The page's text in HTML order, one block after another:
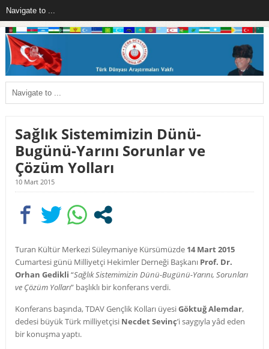
Sağlık Sistemimizin Dünü-
Bugünü-Yarını Sorunlar ve
Çözüm Yolları
10 Mart 2015
Turan Kültür Merkezi Süleymaniye Kürsümüzde 14 Mart 2015
Cumartesi günü Milliyetçi Hekimler Derneği Başkanı Prof. Dr.
Orhan Gedikli “Sağlık Sistemimizin Dünü-Bugünü-Yarını, Sorunları
ve Çözüm Yolları” başlıklı bir konferans verdi.
Konferans başında, TDAV Gençlik Kolları üyesiGöktuğ Alemdar,
dedesi büyük Türk milliyetçisi Necdet Sevinç’i saygıyla yâd eden
bir konuşma yaptı.